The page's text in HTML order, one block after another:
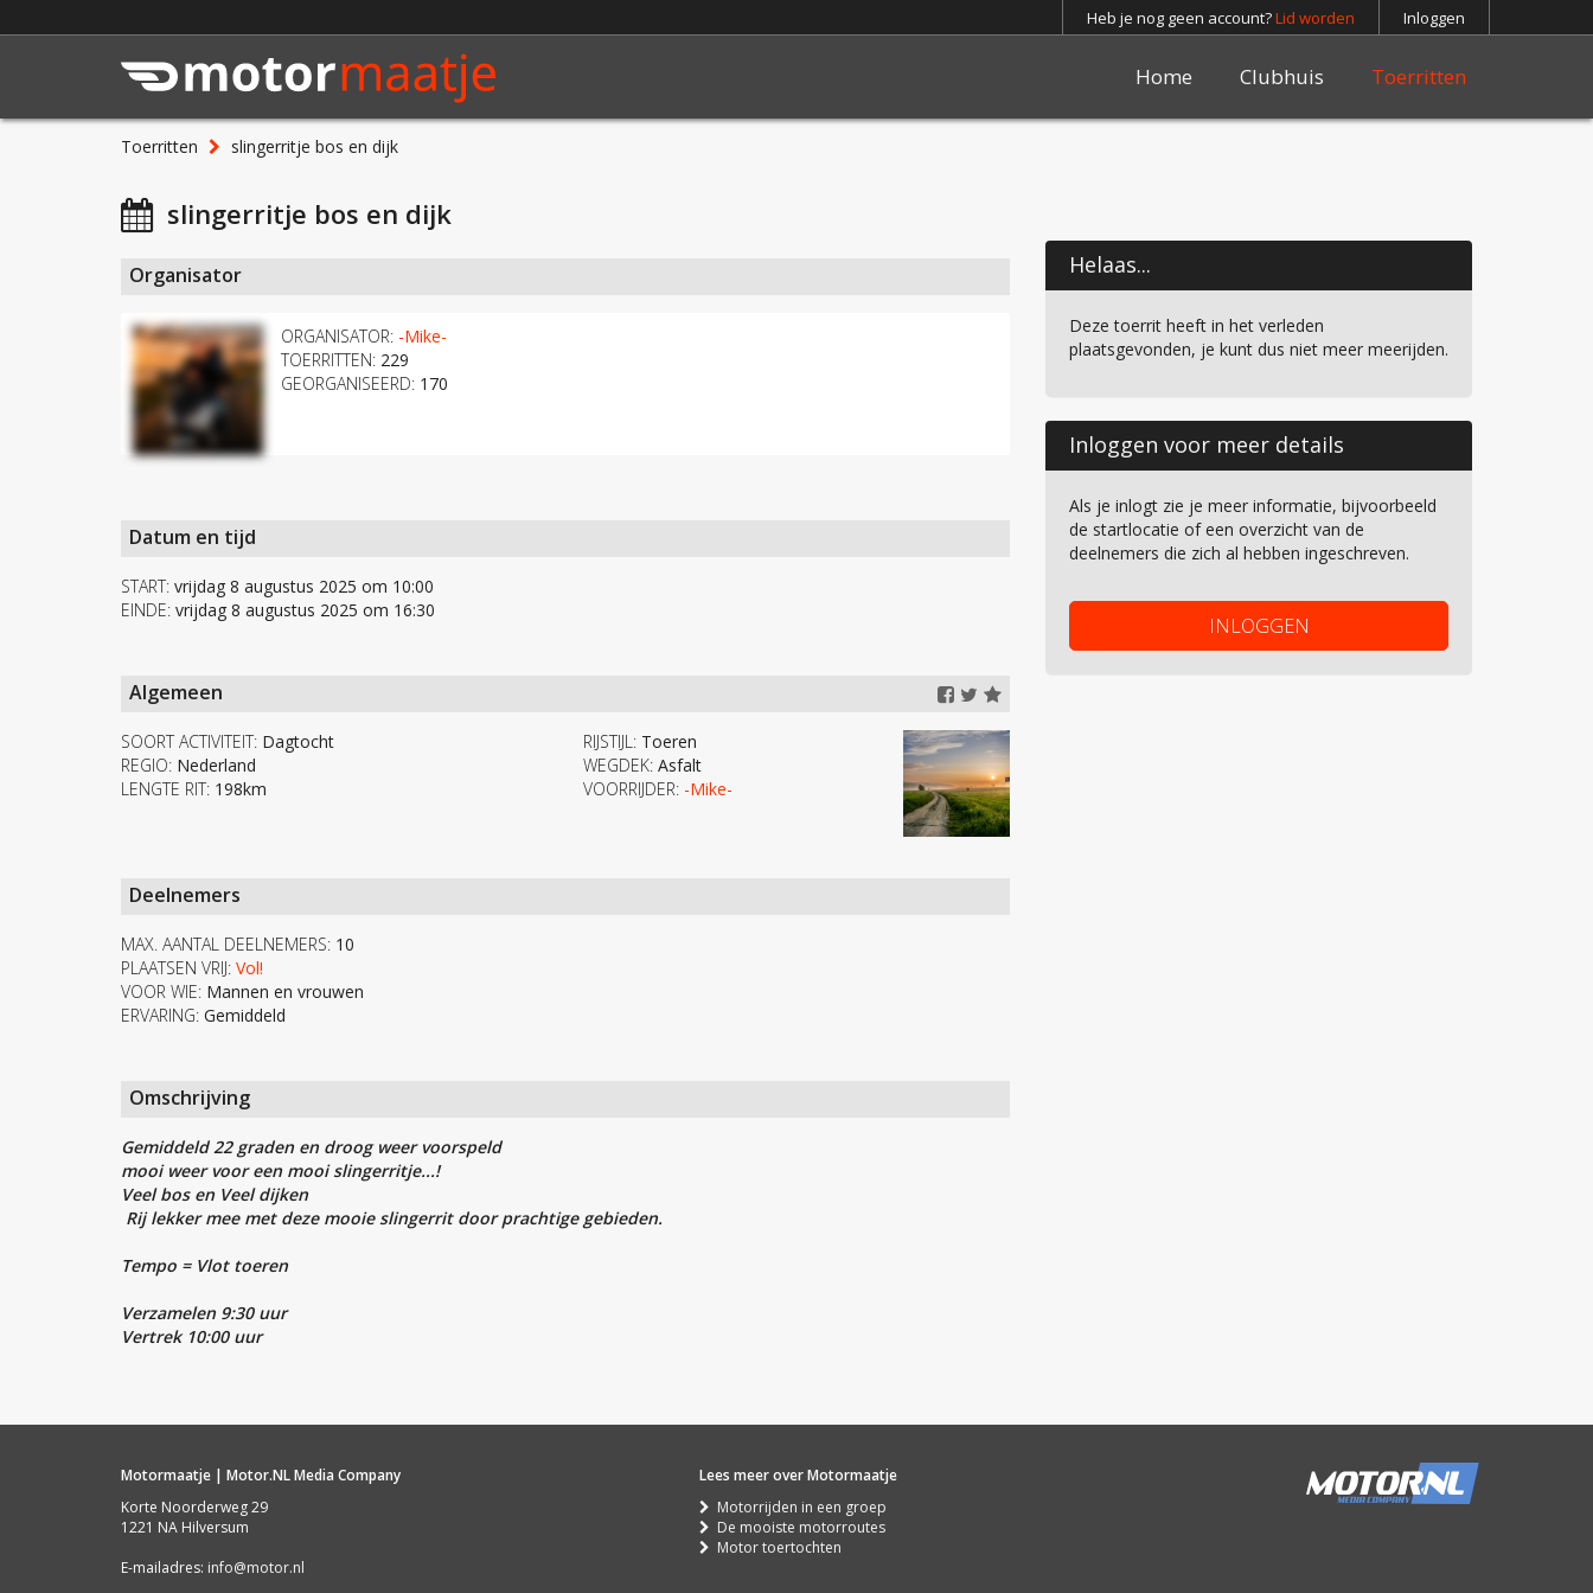
Heb je nog geen account?Lid worden Inloggen
Home Clubhuis Toerritten
Toerritten slingerritje bos en dijk
slingerritje bos en dijk
Helaas...
Deze toerrit heeft in het verleden
plaatsgevonden, je kunt dus niet meer meerijden.
Inloggen voor meer details
Als je inlogt zie je meer informatie, bijvoorbeeld
de startlocatie of een overzicht van de
deelnemers die zich al hebben ingeschreven.
INLOGGEN
Organisator
ORGANISATOR: -Mike-
TOERRITTEN: 229
GEORGANISEERD: 170
Datum en tijd
START: vrijdag 8 augustus 2025 om 10:00
EINDE: vrijdag 8 augustus 2025 om 16:30
Algemeen
SOORT ACTIVITEIT: Dagtocht
REGIO: Nederland
LENGTE RIT: 198km
RIJSTIJL: Toeren
WEGDEK: Asfalt
VOORRIJDER: -Mike-
Deelnemers
MAX. AANTAL DEELNEMERS: 10
PLAATSEN VRIJ: Vol!
VOOR WIE: Mannen en vrouwen
ERVARING: Gemiddeld
Omschrijving
Gemiddeld 22 graden en droog weer voorspeld
mooi weer voor een mooi slingerritje...!
Veel bos en Veel dijken
Rij lekker mee met deze mooie slingerrit door prachtige gebieden.
Tempo = Vlot toeren
Verzamelen 9:30 uur
​​​​​​Vertrek 10:00 uur
Motormaatje | Motor.NL Media Company
Korte Noorderweg 29
1221 NA Hilversum
E-mailadres: info@motor.nl
Lees meer over Motormaatje
Motorrijden in een groep
De mooiste motorroutes
Motor toertochten